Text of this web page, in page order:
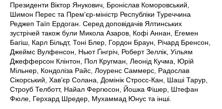
Президенти Віктор Янукович, Броніслав Коморовський,
Шимон Перес та Прем'єр-міністр Республіки Туреччина
Реджеп Таїп Ердоган. Серед доповідачів Ялтинських
зустрічей також були Микола Азаров, Кофі Аннан, Егемен
Багіш, Карл Більдт, Тоні Блер, Гордон Браун, Річард Бренсон,
Джеймс Вулфенсон, Ньют Ґінгріч, Роберт Зеллік, Уільям
Джефферсон Клінтон, Пол Кругман, Леонід Кучма, Юрій
Мільнер, Кондоліза Райс, Лоуренс Саммерс, Радослав
Сікорський, Хав’єр Солана, Домінік Стросс-Кан, Шаші Тарур,
Строуб Телботт, Найал Фергюсон, Йошка Фішер, Штефан
Фюле, Герхард Шредер, Мухаммад Юнус та інші.